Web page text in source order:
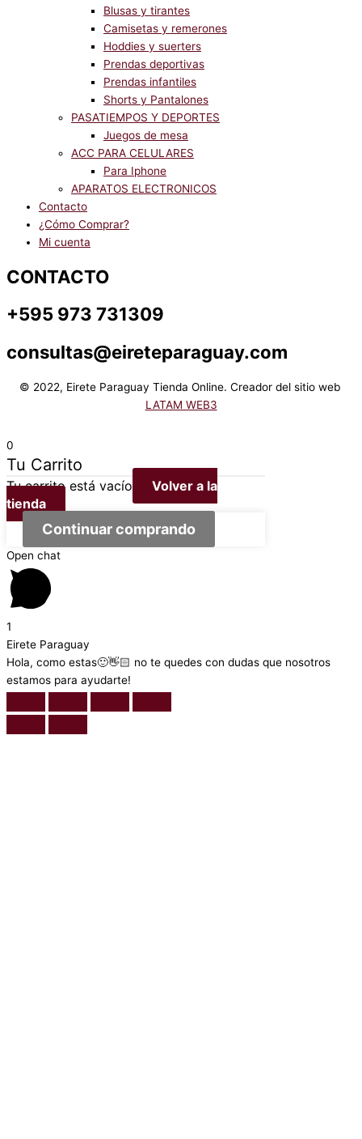
Blusas y tirantes
Camisetas y remerones
Hoddies y suerters
Prendas deportivas
Prendas infantiles
Shorts y Pantalones
PASATIEMPOS Y DEPORTES
Juegos de mesa
ACC PARA CELULARES
Para Iphone
APARATOS ELECTRONICOS
Contacto
¿Cómo Comprar?
Mi cuenta
CONTACTO
+595 973 731309
consultas@eireteparaguay.com
© 2022, Eirete Paraguay Tienda Online. Creador del sitio web
LATAM WEB3
0
Tu Carrito
Tu carrito está vacío
Volver a la
tienda
Continuar comprando
Open chat
1
Eirete Paraguay
Hola, como estas🙂👋🏻 no te quedes con dudas que nosotros
estamos para ayudarte!